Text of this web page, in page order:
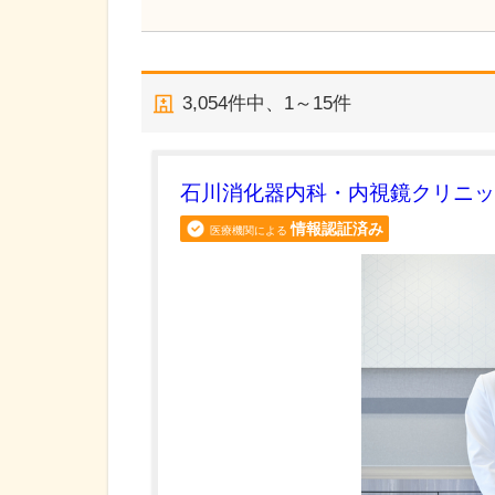
3,054件中、 1～15件
石川消化器内科・内視鏡クリニ
医療機関による 情報認証済み